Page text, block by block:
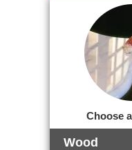
Choose
Wood